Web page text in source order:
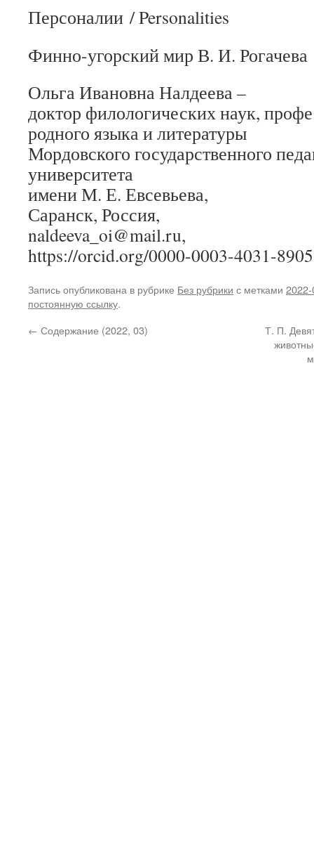
Персоналии / Personalities
Финно-угорский мир В. И. Рогачева
Ольга Ивановна Налдеева –
доктор филологических наук,
родного языка и литературы
Мордовского государственного
университета
имени М. Е. Евсевьева,
Саранск, Россия,
naldeeva_oi@mail.ru,
https://orcid.org/0000-0003-4031-8905
Запись опубликована в рубрике Без рубрики с метками
постоянную ссылку.
← Содержание (2022, 03)
Т. П.